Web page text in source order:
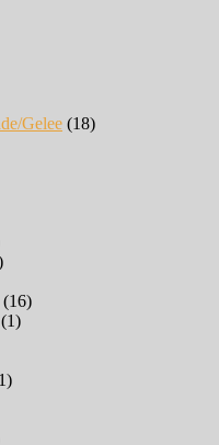
Gelee (18)
(16)
(1)